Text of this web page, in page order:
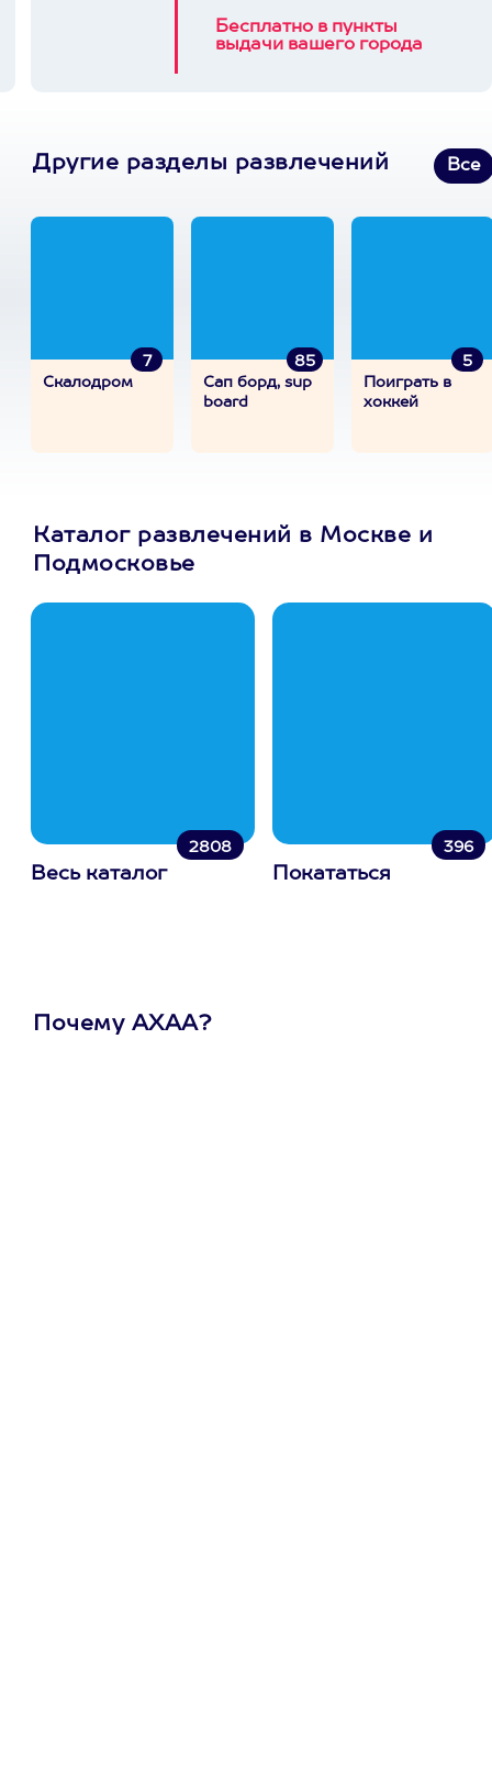
Бесплатно в пункты
выдачи вашего города
Другие разделы развлечений Все
7
Скалодром
85
Сап борд, sup
board
5
Поиграть в
хоккей
Каталог развлечений в Москве и
Подмосковье
2808
Весь каталог
396
Покататься
Почему АХАА?